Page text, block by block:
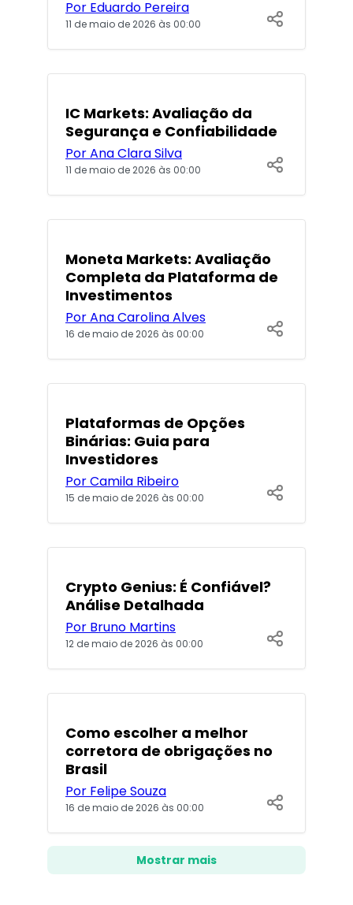
Por Eduardo Pereira
11 de maio de 2026 às 00:00
IC Markets: Avaliação da
Segurança e Confiabilidade
Por Ana Clara Silva
11 de maio de 2026 às 00:00
POPULARES
Moneta Markets: Avaliação
Completa da Plataforma de
Investimentos
Por Ana Carolina Alves
16 de maio de 2026 às 00:00
Plataformas de Opções
Binárias: Guia para
Investidores
Por Camila Ribeiro
15 de maio de 2026 às 00:00
POPULARES
Crypto Genius: É Confiável?
Análise Detalhada
Por Bruno Martins
12 de maio de 2026 às 00:00
Como escolher a melhor
corretora de obrigações no
Brasil
Por Felipe Souza
16 de maio de 2026 às 00:00
Mostrar mais